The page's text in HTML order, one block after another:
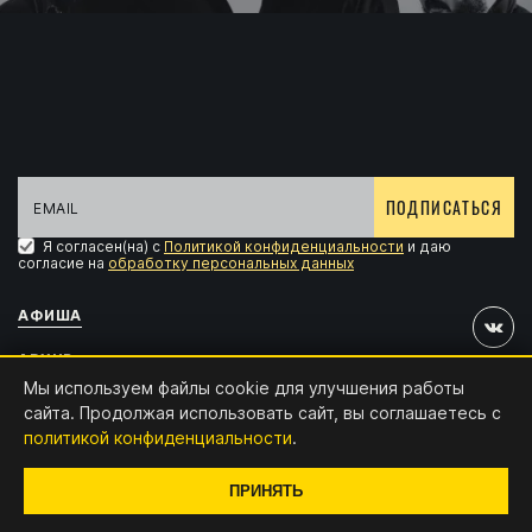
Мы используем файлы cookie для улучшения работы
сайта. Продолжая использовать сайт, вы соглашаетесь с
политикой конфиденциальности.
ПРИНЯТЬ
ПОДПИСАТЬСЯ
Я согласен(на) с Политикой конфиденциальности и даю
согласие на обработку персональных данных
АФИША
АРХИВ
АККРЕДИТАЦИЯ
КОНТАКТЫ
x4.digital